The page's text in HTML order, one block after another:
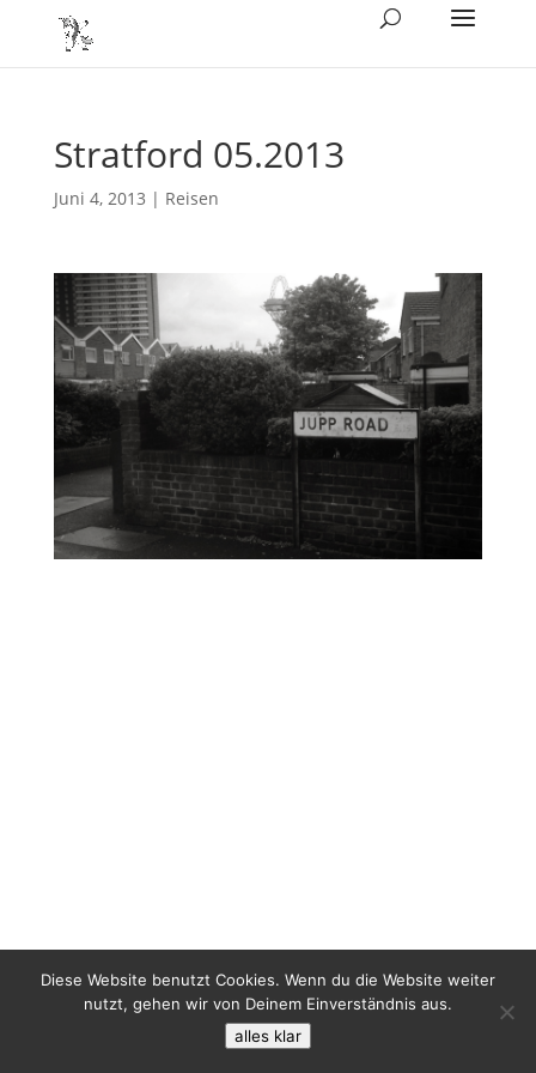
Stratford 05.2013
Juni 4, 2013 | Reisen
Diese Website benutzt Cookies. Wenn du die Website weiter
nutzt, gehen wir von Deinem Einverständnis aus.
alles klar